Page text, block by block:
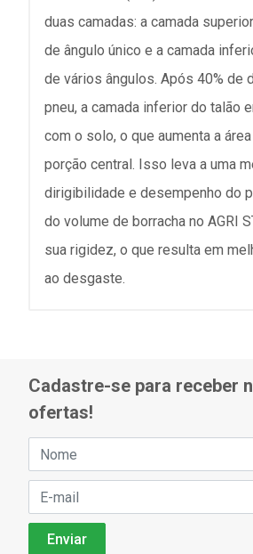
duas camadas: a camada
de ângulo único e a camada
de vários ângulos. Após 40% de
pneu, a camada inferior do talão
com o solo, o que aumenta a
porção central. Isso leva a uma
dirigibilidade e desempenho do
do volume de borracha no AGRI
sua rigidez, o que resulta em
ao desgaste.
Cadastre-se para receber
ofertas!